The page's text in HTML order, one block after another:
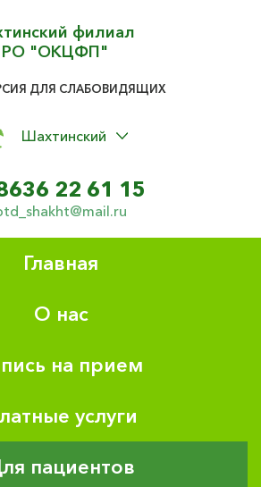
филиал
РО "ОКЦФП"
ДЛЯ СЛАБОВИДЯЩИХ
Шахтинский
22 61 15
Главная
О нас
на прием
услуги
пациентов